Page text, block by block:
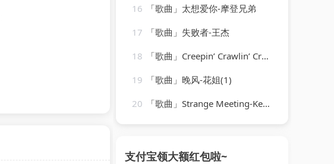
16
「歌曲」太想爱你-摩登兄弟
17
「歌曲」失败者-王杰
18
「歌曲」Creepin’ Crawlin’ Cryin’-Billie and Lillie
19
「歌曲」晚风-花姐(1)
20
「歌曲」Strange Meeting-Kenny Clarke、Francy Boland
支付宝领大额红包啦~